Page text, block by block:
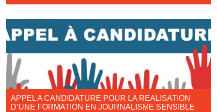
APPEL A CANDIDATURE POUR LA REALISATION
D’UNE FORMATION EN JOURNALISME SENSIBLE